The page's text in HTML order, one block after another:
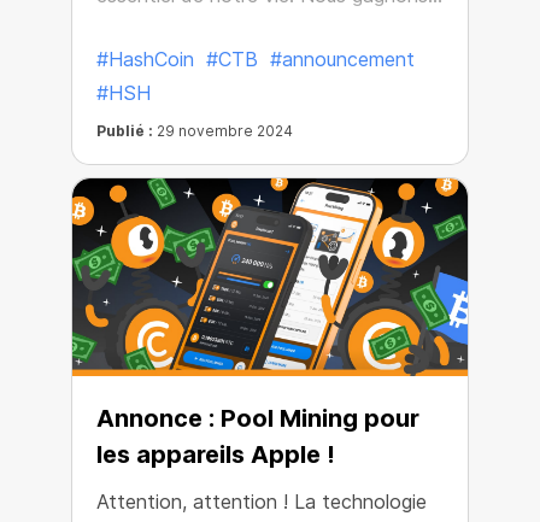
bonus à débloquer ou à utiliser pour
acheter un nombre limité d'articles...
#HashCoin #CTB #announcement
#HSH
Publié : 29 novembre 2024
Annonce : Pool Mining pour
les appareils Apple !
Attention, attention ! La technologie